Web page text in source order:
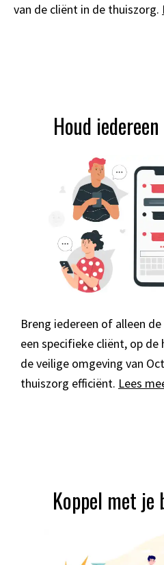
van de cliënt in de thuiszorg.
Houd
Breng iedereen of alleen
een specifieke cliënt, op
de veilige omgeving van
thuiszorg efficiënt. Lees
Koppel met je